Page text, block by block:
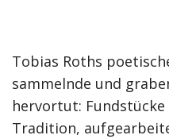
Tobias Roths
sammelnde und
hervortut:
Tradition,